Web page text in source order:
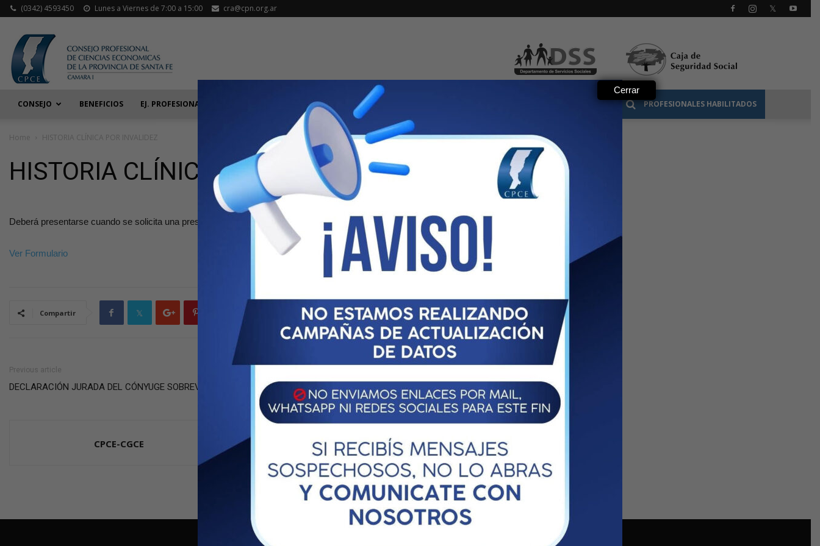
(0342) 4593450 Lunes a Viernes de 7:00 a 15:00 cra@cpn.org.ar
CONSEJO BENEFICIOS EJ. PROFESIONAL SERVICIOS SOCIALES SOFTWARE PROFESIONAL PROFESIONALES HABILITADOS
Home HISTORIA CLÍNICA POR INVALIDEZ
HISTORIA CLÍNICA POR INVALIDEZ
0
624
Deberá presentarse cuando se solicita una prestación por invalidez.
Ver Formulario
Compartir
Previous article
DECLARACIÓN JURADA DEL CÓNYUGE SOBREVIVIENTE HISTORIA CLÍNICA POR DISCAPACIDAD
CPCE-CGCE
Cerrar